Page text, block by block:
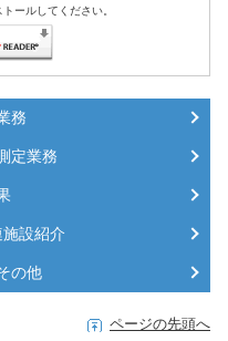
ールしてください。
務
定業務
設紹介
の他
ページの先頭へ